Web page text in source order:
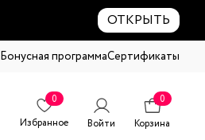
ОТКРЫТЬ
Бонусная программаСертификаты
0
Избранное
Войти
0
Корзина